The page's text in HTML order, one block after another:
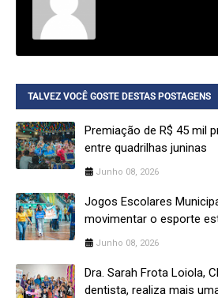
TALVEZ VOCÊ GOSTE DESTAS POSTAGENS
Premiação de R$ 45 mil
entre quadrilhas juninas
Junho 08, 2026
Jogos Escolares
movimentar o esporte
Junho 08, 2026
Dra. Sarah Frota Loiola,
dentista, realiza mais